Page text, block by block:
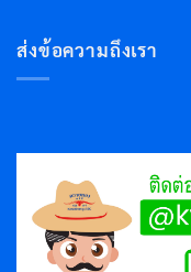
ส่งข้อความถึงเรา